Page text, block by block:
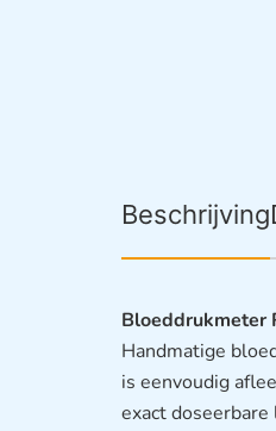
Beschrijving
Bloeddrukmeter
Handmatige
is eenvoudig
exact